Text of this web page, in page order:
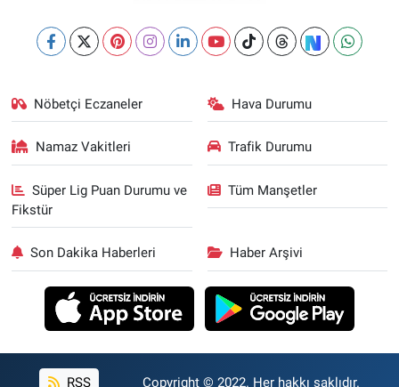
Nöbetçi Eczaneler Hava Durumu
Namaz Vakitleri Trafik Durumu
Süper Lig Puan Durumu ve
Fikstür
Tüm Manşetler
Son Dakika Haberleri Haber Arşivi
RSS Copyright © 2022. Her hakkı saklıdır.